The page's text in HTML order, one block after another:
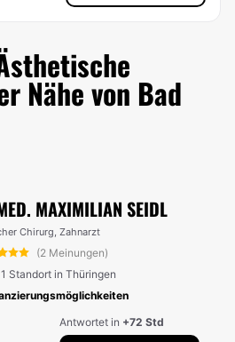
Nähe von Bad
MAXIMILIAN SEIDL
Chirurg, Zahnarzt
(2 Meinungen)
Standort in Thüringen
Antwortet in +72 Std